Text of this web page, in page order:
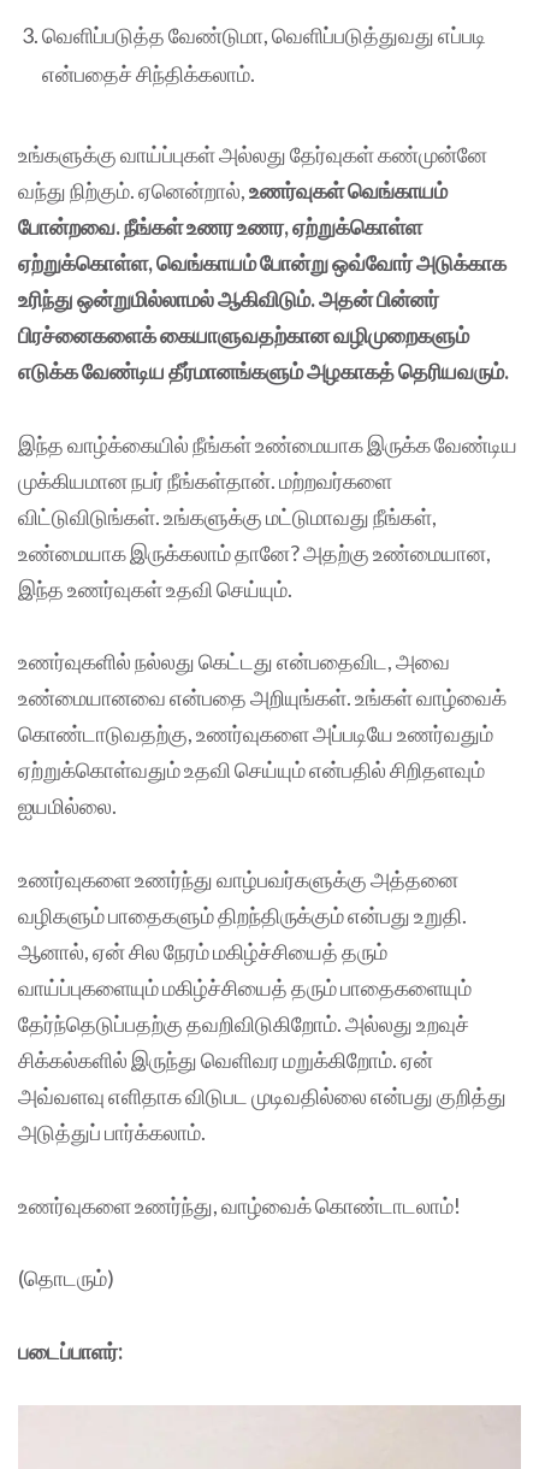
வெளிப்படுத்த வேண்டுமா, வெளிப்படுத்துவது எப்படி
என்பதைச் சிந்திக்கலாம்.
உங்களுக்கு வாய்ப்புகள் அல்லது தேர்வுகள் கண்முன்னே
வந்து நிற்கும். ஏனென்றால்,உணர்வுகள் வெங்காயம்
போன்றவை. நீங்கள் உணர உணர, ஏற்றுக்கொள்ள
ஏற்றுக்கொள்ள, வெங்காயம் போன்று ஒவ்வோர் அடுக்காக
உரிந்து ஒன்றுமில்லாமல் ஆகிவிடும். அதன் பின்னர்
பிரச்னைகளைக் கையாளுவதற்கான வழிமுறைகளும்
எடுக்க வேண்டிய தீர்மானங்களும் அழகாகத் தெரியவரும்.
இந்த வாழ்க்கையில் நீங்கள் உண்மையாக இருக்க வேண்டிய
முக்கியமான நபர் நீங்கள்தான். மற்றவர்களை
விட்டுவிடுங்கள். உங்களுக்கு மட்டுமாவது நீங்கள்,
உண்மையாக இருக்கலாம் தானே? அதற்கு உண்மையான,
இந்த உணர்வுகள் உதவி செய்யும்.
உணர்வுகளில் நல்லது கெட்டது என்பதைவிட, அவை
உண்மையானவை என்பதை அறியுங்கள். உங்கள் வாழ்வைக்
கொண்டாடுவதற்கு, உணர்வுகளை அப்படியே உணர்வதும்
ஏற்றுக்கொள்வதும் உதவி செய்யும் என்பதில் சிறிதளவும்
ஐயமில்லை.
உணர்வுகளை உணர்ந்து வாழ்பவர்களுக்கு அத்தனை
வழிகளும் பாதைகளும் திறந்திருக்கும் என்பது உறுதி.
ஆனால், ஏன் சில நேரம் மகிழ்ச்சியைத் தரும்
வாய்ப்புகளையும் மகிழ்ச்சியைத் தரும் பாதைகளையும்
தேர்ந்தெடுப்பதற்கு தவறிவிடுகிறோம். அல்லது உறவுச்
சிக்கல்களில் இருந்து வெளிவர மறுக்கிறோம். ஏன்
அவ்வளவு எளிதாக விடுபட முடிவதில்லை என்பது குறித்து
அடுத்துப் பார்க்கலாம்.
உணர்வுகளை உணர்ந்து, வாழ்வைக் கொண்டாடலாம்!
(தொடரும்)
படைப்பாளர்: